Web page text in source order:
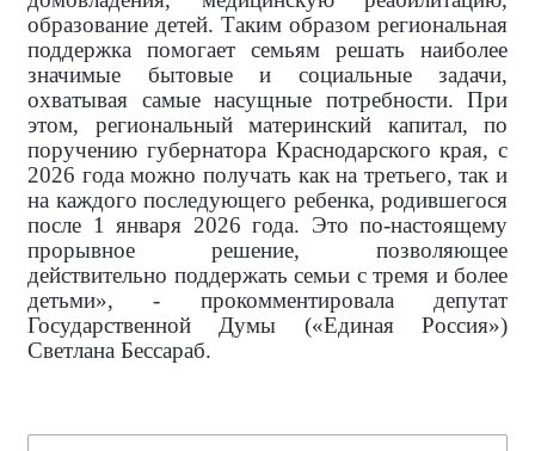
образование детей. Таким образом региональная
поддержка помогает семьям решать наиболее
значимые бытовые и социальные задачи,
охватывая самые насущные потребности. При
этом, региональный материнский капитал, по
поручению губернатора Краснодарского края, с
2026 года можно получать как на третьего, так и
на каждого последующего ребенка, родившегося
после 1 января 2026 года. Это по-настоящему
прорывное решение, позволяющее
действительно поддержать семьи с тремя и более
детьми», - прокомментировала депутат
Государственной Думы («Единая Россия»)
Светлана Бессараб.